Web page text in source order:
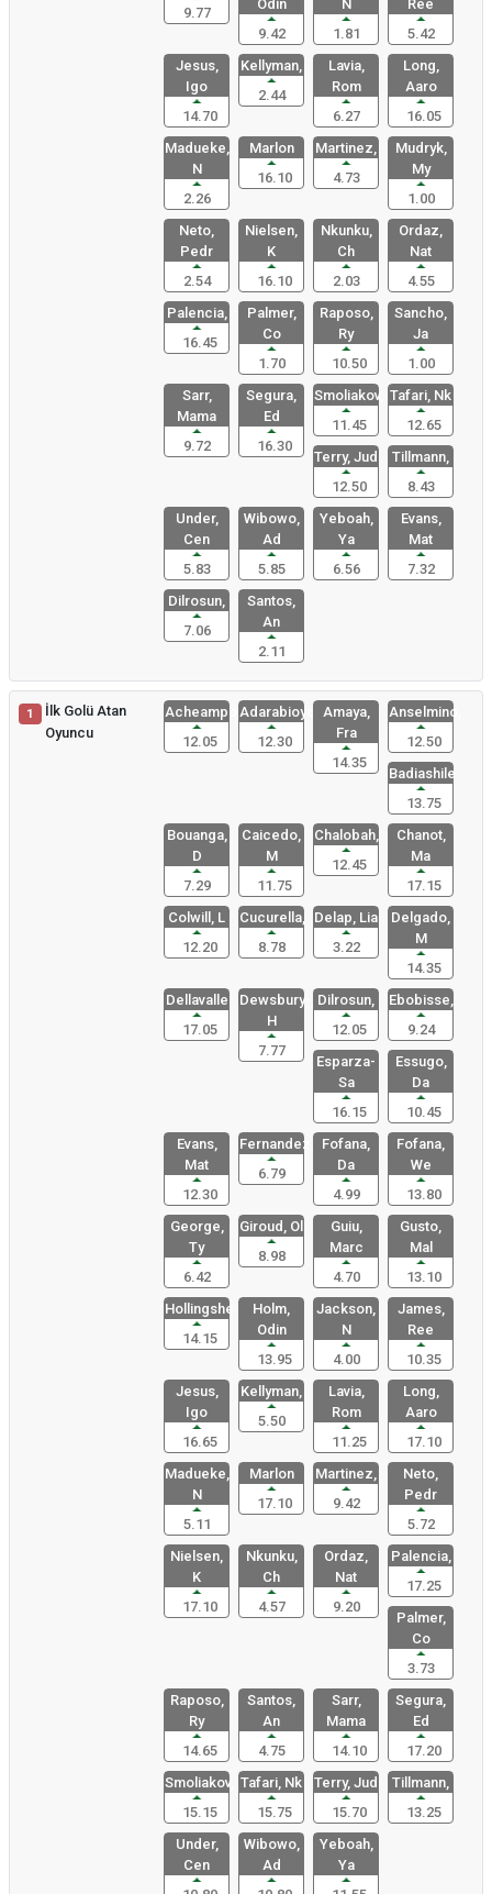
9.77
Odin
9.42
N
1.81
Ree
5.42
Jesus,
Igo
14.70
Kellyman,
2.44
Lavia,
Rom
6.27
Long,
Aaro
16.05
Madueke,
N
2.26
Marlon
16.10
Martinez,
4.73
Mudryk,
My
1.00
Neto,
Pedr
2.54
Nielsen,
K
16.10
Nkunku,
Ch
2.03
Ordaz,
Nat
4.55
Palencia,
16.45
Palmer,
Co
1.70
Raposo,
Ry
10.50
Sancho,
Ja
1.00
Sarr,
Mama
9.72
Segura,
Ed
16.30
Smoliakov,
11.45
Tafari, Nk
12.65
Terry, Jud
12.50
Tillmann,
8.43
Under,
Cen
5.83
Wibowo,
Ad
5.85
Yeboah,
Ya
6.56
Evans,
Mat
7.32
Dilrosun,
7.06
Santos,
An
2.11
1
İlk Golü Atan
Oyuncu
Acheampong
12.05
Adarabioyo
12.30
Amaya,
Fra
14.35
Anselmino,
12.50
Badiashile
13.75
Bouanga,
D
7.29
Caicedo,
M
11.75
Chalobah,
12.45
Chanot,
Ma
17.15
Colwill, L
12.20
Cucurella,
8.78
Delap, Lia
3.22
Delgado,
M
14.35
Dellavalle
17.05
Dewsbury-
H
7.77
Dilrosun,
12.05
Ebobisse,
9.24
Esparza-
Sa
16.15
Essugo,
Da
10.45
Evans,
Mat
12.30
Fernandez,
6.79
Fofana,
Da
4.99
Fofana,
We
13.80
George,
Ty
6.42
Giroud, Ol
8.98
Guiu,
Marc
4.70
Gusto,
Mal
13.10
Hollingshe
14.15
Holm,
Odin
13.95
Jackson,
N
4.00
James,
Ree
10.35
Jesus,
Igo
16.65
Kellyman,
5.50
Lavia,
Rom
11.25
Long,
Aaro
17.10
Madueke,
N
5.11
Marlon
17.10
Martinez,
9.42
Neto,
Pedr
5.72
Nielsen,
K
17.10
Nkunku,
Ch
4.57
Ordaz,
Nat
9.20
Palencia,
17.25
Palmer,
Co
3.73
Raposo,
Ry
14.65
Santos,
An
4.75
Sarr,
Mama
14.10
Segura,
Ed
17.20
Smoliakov,
15.15
Tafari, Nk
15.75
Terry, Jud
15.70
Tillmann,
13.25
Under,
Cen
Wibowo,
Ad
Yeboah,
Ya